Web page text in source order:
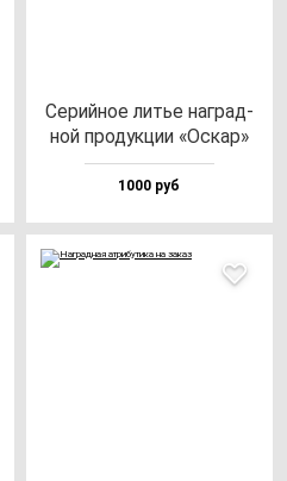
Серий­ное литье наг­рад­
ной про­дук­ции «Оскар»
1000 руб